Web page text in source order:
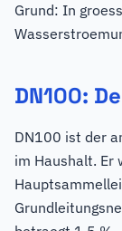
Grund: In
DN100:
DN100 ist der
im Haushalt. Er